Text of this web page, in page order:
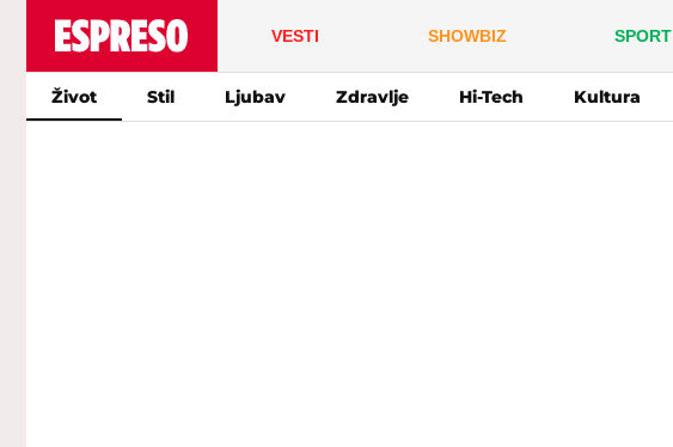
VESTI SHOWBIZ SPORT
Život Stil Ljubav Zdravlje Hi-Tech Kultura